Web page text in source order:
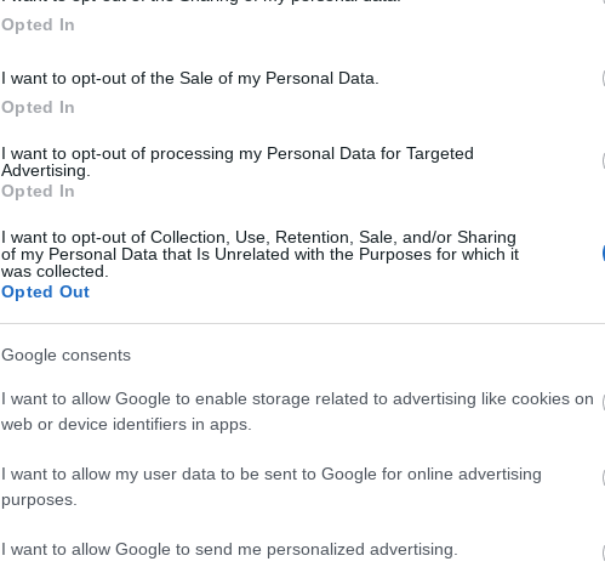
Opted In
I want to opt-out of the Sale of my Personal Data.
Opted In
I want to opt-out of processing my Personal Data for Targeted
Advertising.
Opted In
I want to opt-out of Collection, Use, Retention, Sale, and/or Sharing
of my Personal Data that Is Unrelated with the Purposes for which it
was collected.
Opted Out
Google consents
I want to allow Google to enable storage related to advertising like cookies on
web or device identifiers in apps.
I want to allow my user data to be sent to Google for online advertising
purposes.
I want to allow Google to send me personalized advertising.